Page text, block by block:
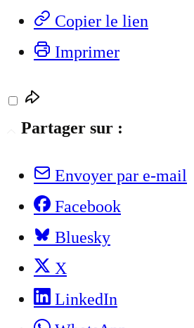
Copier le lien
Imprimer
Partager sur :
Envoyer par e-mail
Facebook
Bluesky
X
LinkedIn